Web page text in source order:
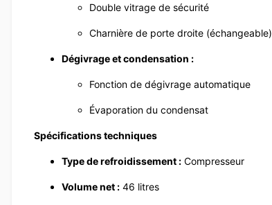
Double vitrage de sécurité
Charnière de porte droite (échangeable)
Dégivrage et condensation :
Fonction de dégivrage automatique
Évaporation du condensat
Spécifications techniques
Type de refroidissement : Compresseur
Volume net : 46 litres